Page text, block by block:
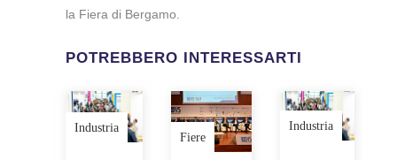
la Fiera di Bergamo.
POTREBBERO INTERESSARTI
Industria
Fiere
Industria